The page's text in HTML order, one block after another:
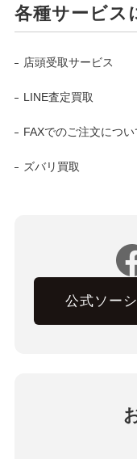
各種サービス
店頭受取サービス
LINE査定買取
FAXでのご注文につい
ズバリ買取
公式ソー